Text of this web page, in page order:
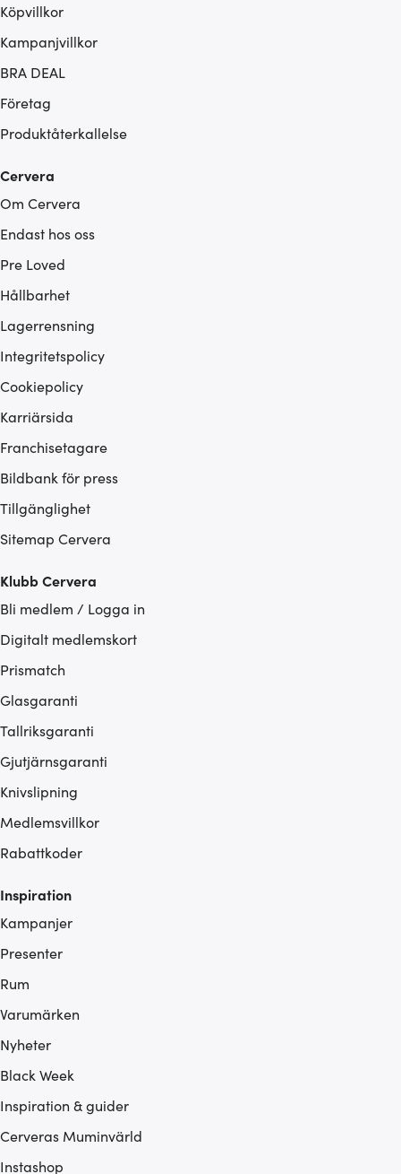
Köpvillkor
Kampanjvillkor
BRA DEAL
Företag
Produktåterkallelse
Cervera
Om Cervera
Endast hos oss
Pre Loved
Hållbarhet
Lagerrensning
Integritetspolicy
Cookiepolicy
Karriärsida
Franchisetagare
Bildbank för press
Tillgänglighet
Sitemap Cervera
Klubb Cervera
Bli medlem / Logga in
Digitalt medlemskort
Prismatch
Glasgaranti
Tallriksgaranti
Gjutjärnsgaranti
Knivslipning
Medlemsvillkor
Rabattkoder
Inspiration
Kampanjer
Presenter
Rum
Varumärken
Nyheter
Black Week
Inspiration & guider
Cerveras Muminvärld
Instashop